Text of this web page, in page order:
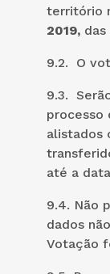
território
2019, das
9.2. O
9.3.
processo
alistados
até a
9.4. Não
dados
Votação